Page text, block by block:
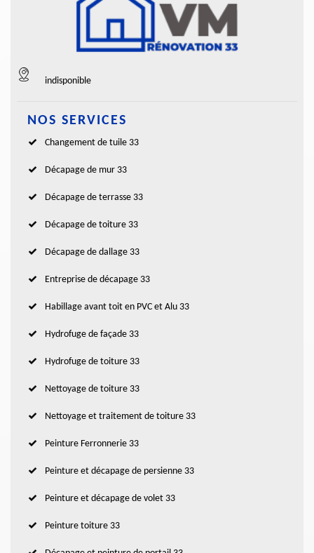
indisponible
NOS SERVICES
Changement de tuile 33
Décapage de mur 33
Décapage de terrasse 33
Décapage de toiture 33
Décapage de dallage 33
Entreprise de décapage 33
Habillage avant toit en PVC et Alu 33
Hydrofuge de façade 33
Hydrofuge de toiture 33
Nettoyage de toiture 33
Nettoyage et traitement de toiture 33
Peinture Ferronnerie 33
Peinture et décapage de persienne 33
Peinture et décapage de volet 33
Peinture toiture 33